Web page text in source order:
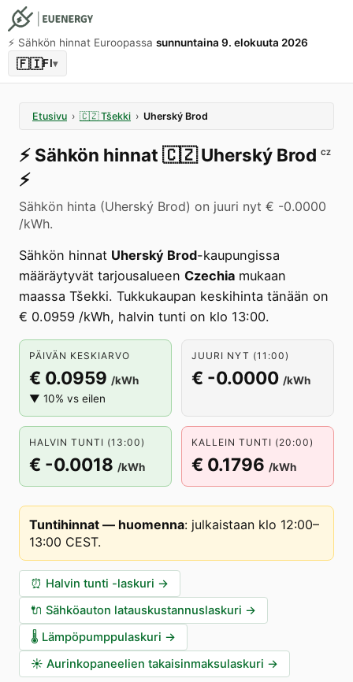
⚡️ Sähkön hinnat Euroopassa sunnuntaina 9. elokuuta 2026
🇫🇮FI▾
Etusivu › 🇨🇿 Tšekki › Uherský Brod
⚡️ Sähkön hinnat 🇨🇿 Uherský Brod CZ
⚡️
Sähkön hinta (Uherský Brod) on juuri nyt € -0.0000
/kWh.
Sähkön hinnat Uherský Brod-kaupungissa
määräytyvät tarjousalueen Czechia mukaan
maassa Tšekki. Tukkukaupan keskihinta tänään on
€ 0.0959 /kWh, halvin tunti on klo 13:00.
PÄIVÄN KESKIARVO
€ 0.0959 /kWh
▼ 10% vs eilen
JUURI NYT (11:00)
€ -0.0000 /kWh
HALVIN TUNTI (13:00)
€ -0.0018 /kWh
KALLEIN TUNTI (20:00)
€ 0.1796 /kWh
Tuntihinnat — huomenna: julkaistaan klo 12:00–
13:00 CEST.
⏰ Halvin tunti -laskuri →
🔌 Sähköauton latauskustannuslaskuri →
🌡️ Lämpöpumppulaskuri →
☀️ Aurinkopaneelien takaisinmaksulaskuri →